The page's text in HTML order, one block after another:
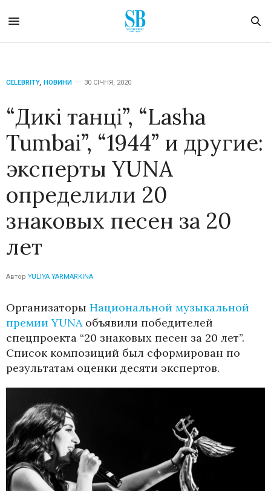
CELEBRITY, НОВИНИ 30 СІЧНЯ, 2020
“Дикі танці”, “Lasha
Tumbai”, “1944” и другие:
эксперты YUNA
определили 20
знаковых песен за 20
лет
Автор YULIYA YARMARKINA
Организаторы Национальной музыкальной
премии YUNAобъявили победителей
спецпроекта “20 знаковых песен за 20 лет”.
Список композиций был сформирован по
результатам оценки десяти экспертов.